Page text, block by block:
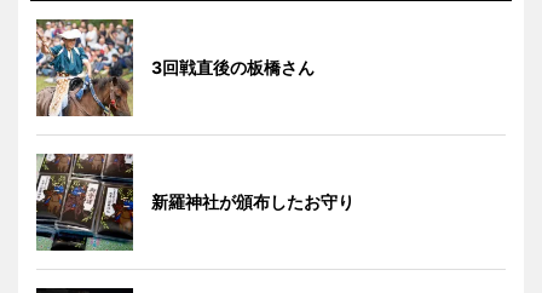
3回戦直後の板橋さん
新羅神社が頒布したお守り